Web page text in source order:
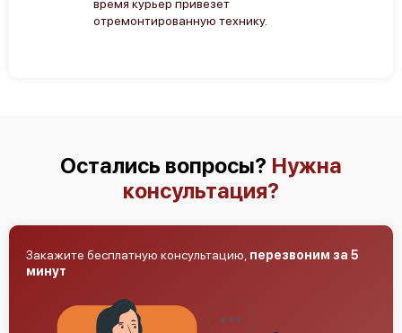
время курьер привезет
отремонтированную технику.
Остались вопросы? Нужна
консультация?
Закажите бесплатную консультацию, перезвоним за 5
минут